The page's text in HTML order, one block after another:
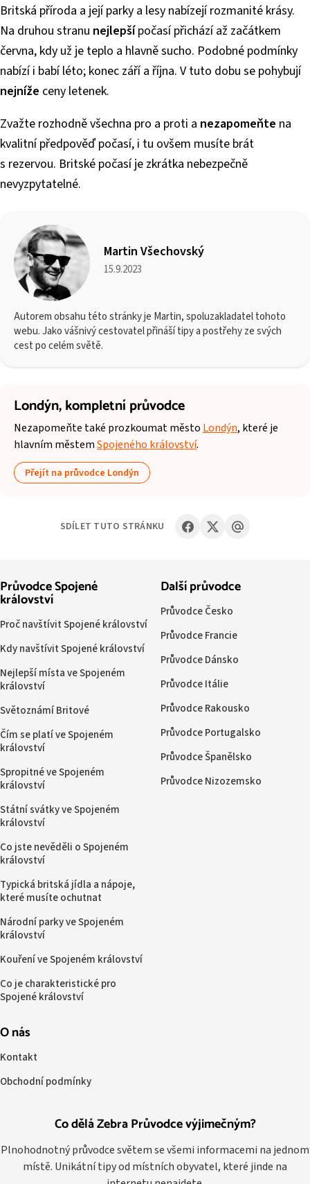
Britská příroda a její parky a lesy nabízejí rozmanité krásy.
Na druhou stranu nejlepšípočasí přichází až začátkem
června, kdy už je teplo a hlavně sucho. Podobné podmínky
nabízí i babí léto; konec září a října. V tuto dobu se pohybují
nejníže ceny letenek.
Zvažte rozhodně všechna pro a proti a nezapomeňte na
kvalitní předpověď počasí, i tu ovšem musíte brát
s rezervou. Britské počasí je zkrátka nebezpečně
nevyzpytatelné.
Martin Všechovský
15.9.2023
Autorem obsahu této stránky je Martin, spoluzakladatel tohoto
webu. Jako vášnivý cestovatel přináší tipy a postřehy ze svých
cest po celém světě.
Londýn,kompletní průvodce
Nezapomeňte také prozkoumat město Londýn, které je
hlavním městemSpojeného království.
Přejít na průvodce Londýn
SDÍLET TUTO STRÁNKU
Co dělá Zebra Průvodce výjimečným?
Plnohodnotný průvodce světem se všemi informacemi na jednom
místě. Unikátní tipy od místních obyvatel, které jinde na
Průvodce Spojené
království
Proč navštívit Spojené království
Kdy navštívit Spojené království
Nejlepší místa ve Spojeném
království
Světoznámí Britové
Čím se platí ve Spojeném
království
Spropitné ve Spojeném
království
Státní svátky ve Spojeném
království
Co jste nevěděli o Spojeném
království
Typická britská jídla a nápoje,
které musíte ochutnat
Národní parky ve Spojeném
království
Kouření ve Spojeném království
Co je charakteristické pro
Spojené království
Další průvodce
Průvodce Česko
Průvodce Francie
Průvodce Dánsko
Průvodce Itálie
Průvodce Rakousko
Průvodce Portugalsko
Průvodce Španělsko
Průvodce Nizozemsko
O nás
Kontakt
Obchodní podmínky